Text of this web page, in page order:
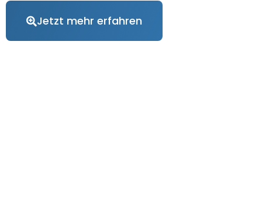
Jetzt mehr erfahren